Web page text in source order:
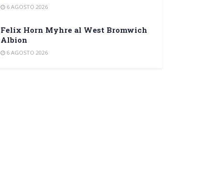
6 AGOSTO 2026
Felix Horn Myhre al West Bromwich
Albion
6 AGOSTO 2026